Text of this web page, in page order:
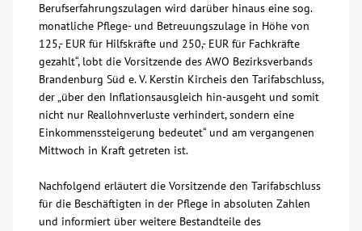
Karriere
Ausbildung
Glossar
Suche
Kontakt
Berufserfahrungszulagen wird darüber hinaus eine sog.
monatliche Pflege- und Betreuungszulage in Höhe von
125,- EUR für Hilfskräfte und 250,- EUR für Fachkräfte
gezahlt“, lobt die Vorsitzende des AWO Bezirksverbands
Brandenburg Süd e. V. Kerstin Kircheis den Tarifabschluss,
der „über den Inflationsausgleich hin-ausgeht und somit
nicht nur Reallohnverluste verhindert, sondern eine
Einkommenssteigerung bedeutet“ und am vergangenen
Mittwoch in Kraft getreten ist.
Nachfolgend erläutert die Vorsitzende den Tarifabschluss
für die Beschäftigten in der Pflege in absoluten Zahlen
und informiert über weitere Bestandteile des